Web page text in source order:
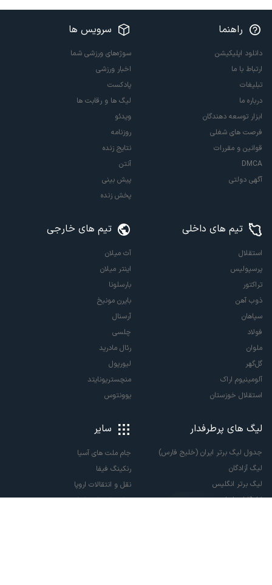
راهنما
دانلود اپلیکیشن
ارتباط با ما
تبلیغات
درباره ما
ابزار توسعه دهندگان
فرصت های شغلی
قوانین و مقررات
DMCA
آگهی دولتی
سرویس ها
سوژه‌های ورزشی شما
اخبار ورزشی
پادکست
لیگ ها و رقابت ها
ویدئو
روزنامه
نتایج زنده
آنتن
پیش بینی
پخش زنده
تیم های داخلی
استقلال
پرسپولیس
تراکتور
ذوب آهن
سپاهان
فولاد
ملوان
گل‌گهر
آلومینیوم اراک
استقلال خوزستان
تیم های خارجی
آث میلان
اینتر میلان
بارسلونا
بایرن مونیخ
آرسنال
چلسی
رئال مادرید
لیورپول
منچستریونایتد
یوونتوس
لیگ های پرطرفدار
جدول لیگ برتر ایران (خلیج فارس)
لیگ آزادگان
لیگ برتر انگلیس
لالیگا اسپانیا
سایر
جام ملت های آسیا
رنکینگ فیفا
نقل و انتقالات اروپا
نقل و انتقالات ایران